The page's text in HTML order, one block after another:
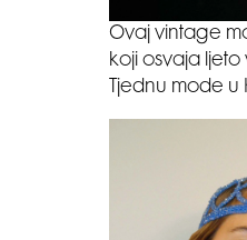
Ovaj vintage
koji osvaja ljeto
Tjednu mode